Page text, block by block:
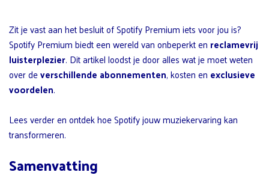
Zit je vast aan het besluit of Spotify Premium iets voor jou is?
Spotify Premium biedt een wereld van onbeperkt en reclamevrij
luisterplezier. Dit artikel loodst je door alles wat je moet weten
over deverschillende abonnementen, kosten en exclusieve
voordelen.
Lees verder en ontdek hoe Spotify jouw muziekervaring kan
transformeren.
Samenvatting